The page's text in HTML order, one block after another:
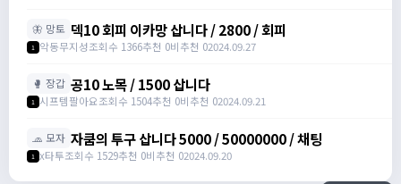
🦋 망토 덱10 회피 이카망 삽니다 / 2800 / 회피
1 악동무지성조회수 1366추천 0비추천 02024.09.27
🥊 장갑 공10 노목 / 1500 삽니다
1 시프템팔아요조회수 1504추천 0비추천 02024.09.21
🧢 모자 자쿰의 투구 삽니다 5000 / 50000000 / 채팅
1 x타투조회수 1529추천 0비추천 02024.09.20